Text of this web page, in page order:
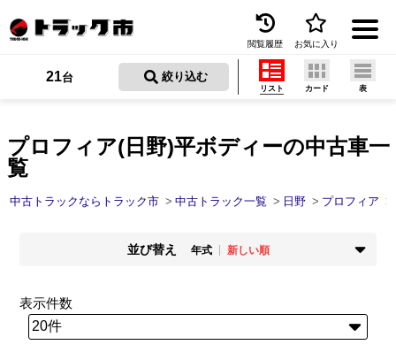
トラック買取
お問い合わせ
閲覧履歴 お気に入り
プロフィア(日野)平ボディーの中古車一
覧
21台 絞り込む
リスト カード 表
中古トラックならトラック市 中古トラック一覧 日野 プロフィア
並び替え 年式
新しい順
新着順
走行距離
少ない順
多い順
価格
安い順
高い順
表示件数